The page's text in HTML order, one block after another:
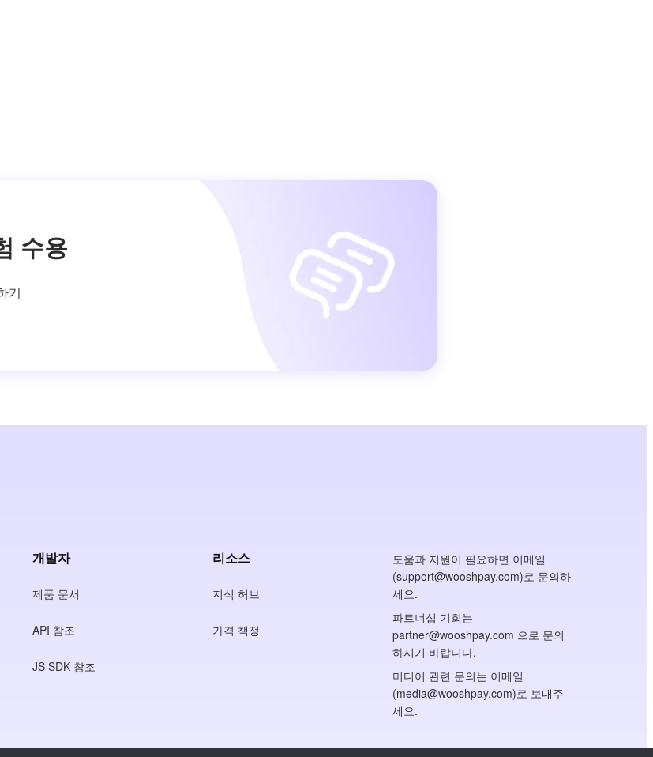
수용
기
개발자
제품 문서
API 참조
JS SDK 참조
리소스
지식 허브
가격 책정
도움과 지원이 필요하면 이메일
(support@wooshpay.com)로 문의하
세요.
파트너십 기회는
partner@wooshpay.com 으로 문의
하시기 바랍니다.
미디어 관련 문의는 이메일
(media@wooshpay.com)로 보내주
세요.